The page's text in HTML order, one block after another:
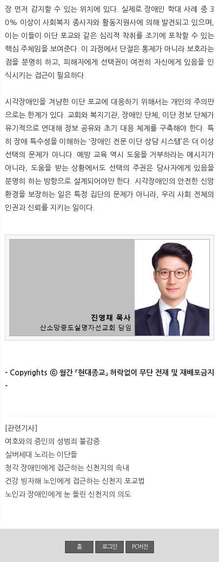
장 먼저 감지할 수 있는 위치에 있다. 실제로 장애인 학대 사례 중 3
0% 이상이 사회복지 종사자와 활동지원사에 의해 발견되고 있으며,
이는 이들이 이단 포교와 같은 심리적 착취를 조기에 포착할 수 있는
핵심 주체임을 보여준다. 이 과정에서 단절은 통제가 아니라 보호라는
점을 분명히 하고, 피해자에게 선택권이 여전히 자신에게 있음을 인
식시키는 접근이 필요하다.
시각장애인을 겨냥한 이단 포교에 대응하기 위해서는 개인의 주의만
으로는 한계가 있다. 교회와 복지기관, 장애인 단체, 이단 정보 단체가
유기적으로 연대해 정보 공유와 초기 대응 체계를 구축해야 한다. 특
히 장애 특수성을 이해하는 ‘장애인 전문 이단 상담 시스템’은 더 이상
선택의 문제가 아니다. 예방 교육 역시 도움을 거부하라는 메시지가
아니라, 도움을 받는 상황에서도 선택의 주권은 당사자에게 있음을
분명히 하는 방향으로 설계되어야만 한다. 시각장애인의 안전한 신앙
환경을 보장하는 일은 특정 집단의 문제가 아니라, 우리 사회 전체의
인권과 신뢰를 지키는 일이다.
- Copyrights ⓒ 월간 「현대종교」 허락없이 무단 전재 및 재배포금지
-
[관련기사]
여호와의 증인의 성범죄 불감증
실버세대 노리는 이단들
청각 장애인에게 접근하는 신천지의 속내
건강 빙자해 노인에게 접근하는 신천지 포교법
노인과 장애인에게 눈 돌린 신천지의 의도
홈 로그인 PC버전